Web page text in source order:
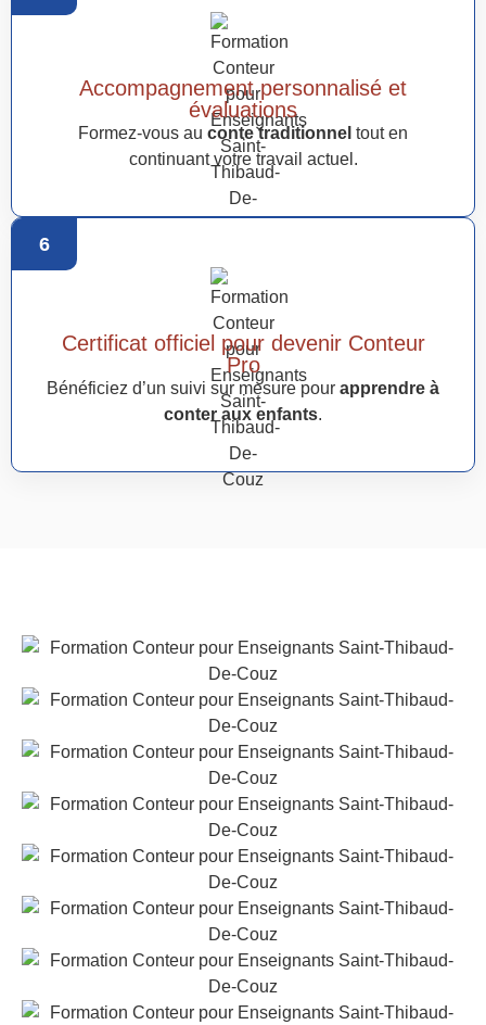
Accompagnement personnalisé et
évaluations
Formez-vous au conte traditionnel tout en
continuant votre travail actuel.
6
Certificat officiel pour devenir Conteur
Pro
Bénéficiez d’un suivi sur mesure pour apprendre à
conter aux enfants.